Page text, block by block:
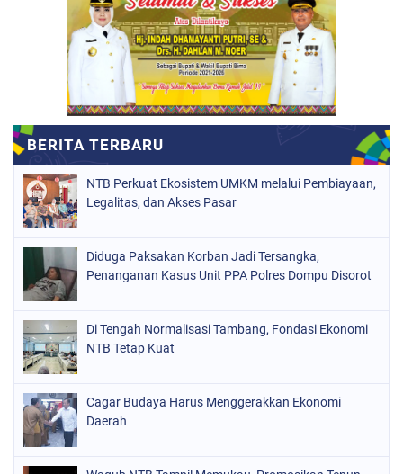
NTB Perkuat Ekosistem UMKM melalui Pembiayaan,
Legalitas, dan Akses Pasar
Diduga Paksakan Korban Jadi Tersangka,
Penanganan Kasus Unit PPA Polres Dompu Disorot
Di Tengah Normalisasi Tambang, Fondasi Ekonomi
NTB Tetap Kuat
Cagar Budaya Harus Menggerakkan Ekonomi
Daerah